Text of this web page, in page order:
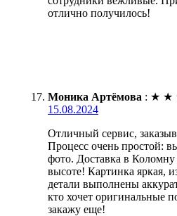
отлично получилось!
Моника Артёмова : ★ ★
15.08.2024
Отличный сервис,
Процесс очень простой:
фото. Доставка в Коломну
высоте! Картинка яркая,
детали выполнены
кто хочет оригинальные
закажу еще!